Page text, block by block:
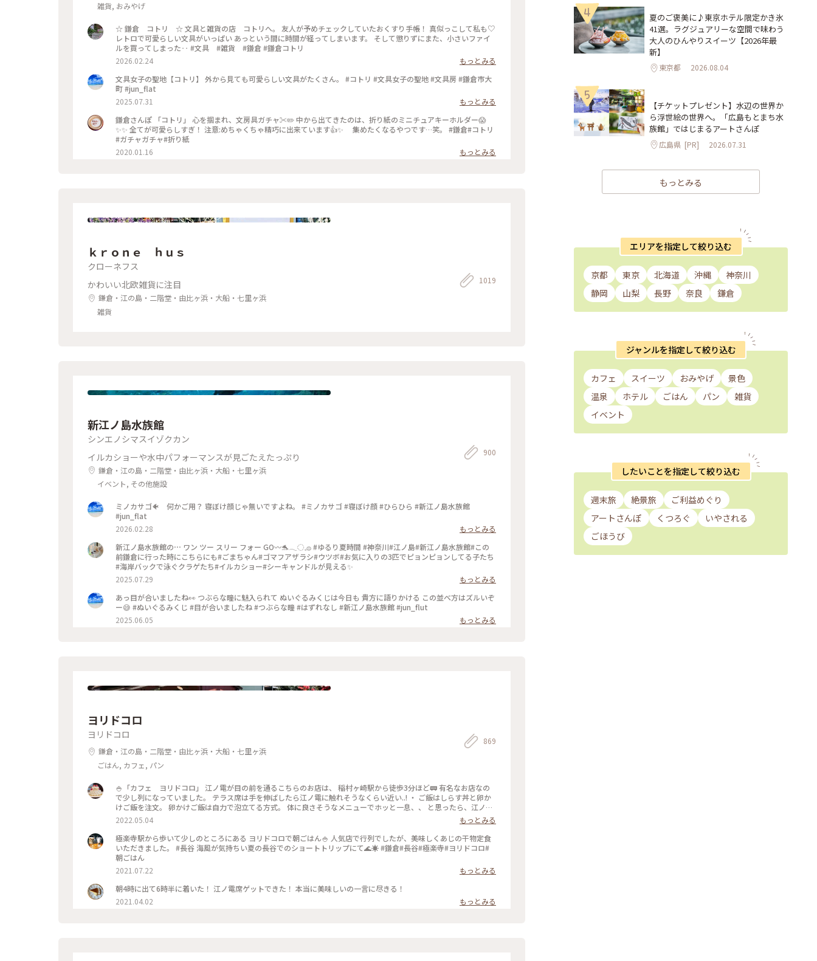
雑貨, おみやげ
☆ 鎌倉 コトリ ☆ 文具と雑貨の店 コトリへ。 友人が予めチェックしていたおくすり手帳！ 真似っこして私も♡
レトロで可愛らしい文具がいっぱい あっという間に時間が経ってしまいます。 そして懲りずにまた、小さいファイ
ルを買ってしまった‥ #文具 #雑貨 #鎌倉 #鎌倉コトリ
2026.02.24
もっとみる
文具女子の聖地【コトリ】 外から見ても可愛らしい文具がたくさん。 #コトリ #文具女子の聖地 #文具房 #鎌倉市大
町 #jun_flat
2025.07.31
もっとみる
鎌倉さんぽ 「コトリ」 心を掴まれ、文房具ガチャ✂️✏️ 中から出てきたのは、折り紙のミニチュアキーホルダー😱
✨✨ 全てが可愛らしすぎ！ 注意:めちゃくちゃ精巧に出来ています👍✨ 集めたくなるやつです…笑。 #鎌倉#コトリ
#ガチャガチャ#折り紙
2020.01.16
もっとみる
ｋｒｏｎｅ ｈｕｓ
クローネフス
かわいい北欧雑貨に注目
鎌倉・江の島・二階堂・由比ヶ浜・大船・七里ヶ浜
雑貨
1019
新江ノ島水族館
シンエノシマスイゾクカン
イルカショーや水中パフォーマンスが見ごたえたっぷり
鎌倉・江の島・二階堂・由比ヶ浜・大船・七里ヶ浜
イベント, その他施設
900
ミノカサゴ🐠 何かご用？ 寝ぼけ顔じゃ無いですよね。 #ミノカサゴ #寝ぼけ顔 #ひらひら #新江ノ島水族館
#jun_flat
2026.02.28
もっとみる
新江ノ島水族館の⋯ ワン ツー スリー フォー GO〰️🐬𓂃◌𓈒𓐍 #ゆるり夏時間 #神奈川#江ノ島#新江ノ島水族館#この
前鎌倉に行った時にこちらにも#ごまちゃん#ゴマフアザラシ#ウツボ#お気に入りの3匹でピョンピョンしてる子たち
#海岸バックで泳ぐクラゲたち#イルカショー#シーキャンドルが見える✨️
2025.07.29
もっとみる
あっ目が合いましたね👀 つぶらな瞳に魅入られて ぬいぐるみくじは今日も 貴方に語りかける この並べ方はズルいぞ
ー😅 #ぬいぐるみくじ #目が合いましたね #つぶらな瞳 #はずれなし #新江ノ島水族館 #jun_flut
2025.06.05
もっとみる
ヨリドコロ
ヨリドコロ
鎌倉・江の島・二階堂・由比ヶ浜・大船・七里ヶ浜
ごはん, カフェ, パン
869
🍚「カフェ ヨリドコロ」 江ノ電が目の前を通るこちらのお店は、 稲村ヶ崎駅から徒歩3分ほど🚃 有名なお店なの
で少し列になっていました。 テラス席は手を伸ばしたら江ノ電に触れそうなくらい近い..! ・ ご飯はしらす丼と卵か
けご飯を注文。 卵かけご飯は自力で泡立てる方式。 体に良さそうなメニューでホッと一息、、 と思ったら、江ノ電
が通過するのでずっと アトラクション気分で楽しめました♪ #春風さんぽ #ヒーリング旅 #Myことりっぷ #鎌倉 #鎌
倉カフェ #江ノ電
2022.05.04
もっとみる
極楽寺駅から歩いて少しのところにある ヨリドコロで朝ごはん🍚 人気店で行列でしたが、美味しくあじの干物定食
いただきました。 #長谷 海風が気持ちい夏の長谷でのショートトリップにて🌊☀️ #鎌倉#長谷#極楽寺#ヨリドコロ#
朝ごはん
2021.07.22
もっとみる
朝4時に出て6時半に着いた！ 江ノ電席ゲットできた！ 本当に美味しいの一言に尽きる！
2021.04.02
もっとみる
4
夏のご褒美に♪東京ホテル限定かき氷
41選。ラグジュアリーな空間で味わう
大人のひんやりスイーツ【2026年最
新】
東京都 2026.08.04
5
【チケットプレゼント】水辺の世界か
ら浮世絵の世界へ。「広島もとまち水
族館」ではじまるアートさんぽ
広島県 [PR] 2026.07.31
もっとみる
エリアを指定して絞り込む
京都 東京 北海道 沖縄
神奈川
静岡
山梨 長野 奈良 鎌倉
ジャンルを指定して絞り込む
カフェ スイーツ おみやげ
景色
温泉
ホテル ごはん パン
雑貨
イベント
したいことを指定して絞り込む
週末旅 絶景旅
ご利益めぐり
アートさんぽ
くつろぐ
いやされる
ごほうび